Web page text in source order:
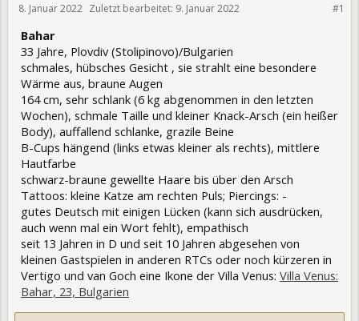
#1
8. Januar 2022 Zuletzt bearbeitet: 9. Januar 2022
Bahar
33 Jahre, Plovdiv (Stolipinovo)/Bulgarien
schmales, hübsches Gesicht , sie strahlt eine besondere
Wärme aus, braune Augen
164 cm, sehr schlank (6 kg abgenommen in den letzten
Wochen), schmale Taille und kleiner Knack-Arsch (ein heißer
Body), auffallend schlanke, grazile Beine
B-Cups hängend (links etwas kleiner als rechts), mittlere
Hautfarbe
schwarz-braune gewellte Haare bis über den Arsch
Tattoos: kleine Katze am rechten Puls; Piercings: -
gutes Deutsch mit einigen Lücken (kann sich ausdrücken,
auch wenn mal ein Wort fehlt), empathisch
seit 13 Jahren in D und seit 10 Jahren abgesehen von
kleinen Gastspielen in anderen RTCs oder noch kürzeren in
Vertigo und van Goch eine Ikone der Villa Venus: Villa Venus:
Bahar, 23, Bulgarien